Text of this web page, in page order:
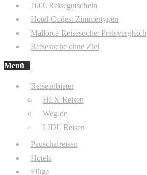
100€ Reisegutschein
Hotel-Codes: Zimmertypen
Mallorca Reisesuche: Preisvergleich
Reisesuche ohne Ziel
Menü
Reiseanbieter
HLX Reisen
Weg.de
LIDL Reisen
Pauschalreisen
Hotels
Flüge